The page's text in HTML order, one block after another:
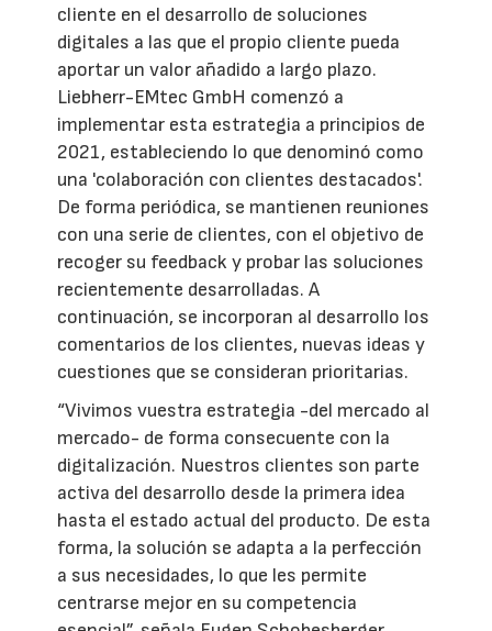
cliente en el desarrollo de soluciones
digitales a las que el propio cliente pueda
aportar un valor añadido a largo plazo.
Liebherr-EMtec GmbH comenzó a
implementar esta estrategia a principios de
2021, estableciendo lo que denominó como
una 'colaboración con clientes destacados'.
De forma periódica, se mantienen reuniones
con una serie de clientes, con el objetivo de
recoger su feedback y probar las soluciones
recientemente desarrolladas. A
continuación, se incorporan al desarrollo los
comentarios de los clientes, nuevas ideas y
cuestiones que se consideran prioritarias.
“Vivimos vuestra estrategia -del mercado al
mercado- de forma consecuente con la
digitalización. Nuestros clientes son parte
activa del desarrollo desde la primera idea
hasta el estado actual del producto. De esta
forma, la solución se adapta a la perfección
a sus necesidades, lo que les permite
centrarse mejor en su competencia